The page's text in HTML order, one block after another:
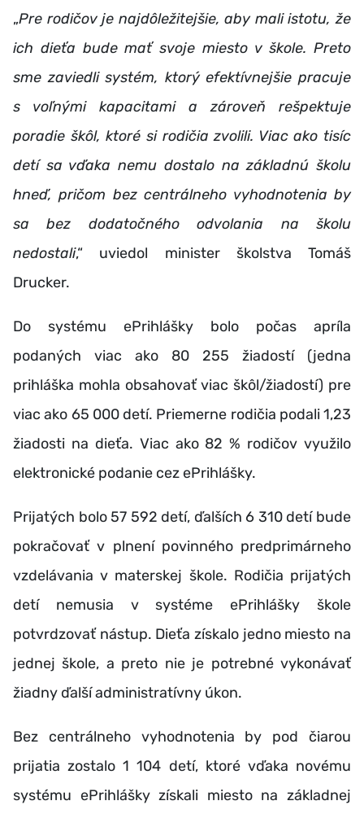
„Pre rodičov je najdôležitejšie, aby mali istotu, že
ich dieťa bude mať svoje miesto v škole. Preto
sme zaviedli systém, ktorý efektívnejšie pracuje
s voľnými kapacitami a zároveň rešpektuje
poradie škôl, ktoré si rodičia zvolili. Viac ako tisíc
detí sa vďaka nemu dostalo na základnú školu
hneď, pričom bez centrálneho vyhodnotenia by
sa bez dodatočného odvolania na školu
nedostali,“ uviedol minister školstva Tomáš
Drucker.
Do systému ePrihlášky bolo počas apríla
podaných viac ako 80 255 žiadostí (jedna
prihláška mohla obsahovať viac škôl/žiadostí) pre
viac ako 65 000 detí. Priemerne rodičia podali 1,23
žiadosti na dieťa. Viac ako 82 % rodičov využilo
elektronické podanie cez ePrihlášky.
Prijatých bolo 57 592 detí, ďalších 6 310 detí bude
pokračovať v plnení povinného predprimárneho
vzdelávania v materskej škole. Rodičia prijatých
detí nemusia v systéme ePrihlášky škole
potvrdzovať nástup. Dieťa získalo jedno miesto na
jednej škole, a preto nie je potrebné vykonávať
žiadny ďalší administratívny úkon.
Bez centrálneho vyhodnotenia by pod čiarou
prijatia zostalo 1 104 detí, ktoré vďaka novému
systému ePrihlášky získali miesto na základnej